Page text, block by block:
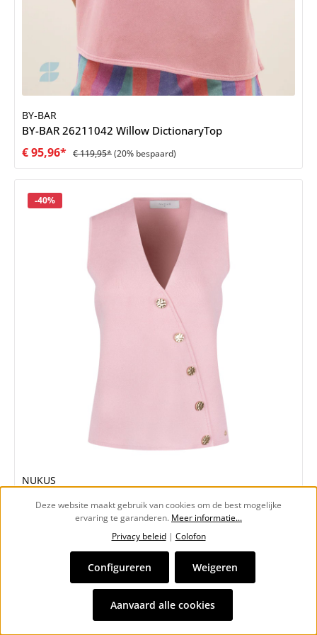
BY-BAR
BY-BAR 26211042 Willow DictionaryTop
€ 95,96* € 119,95*(20% bespaard)
Korting
-40%
NUKUS
€ 89,95* (40% bespaard)
Deze website maakt gebruik van cookies om de best mogelijke
ervaring te garanderen. Meer informatie...
Privacy beleid| Colofon
Weigeren
Configureren
Aanvaard alle cookies